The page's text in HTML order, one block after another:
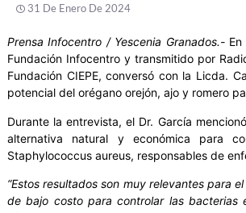
31 De Enero De 2024
Prensa Infocentro / Yescenia Granados.-En
Fundación Infocentro y transmitido por
Fundación CIEPE, conversó con la Licda.
potencial del orégano orejón, ajo y romero
Durante la entrevista, el Dr. García
alternativa natural y económica para
Staphylococcus aureus, responsables de
“Estos resultados son muy relevantes para
de bajo costo para controlar las bacterias